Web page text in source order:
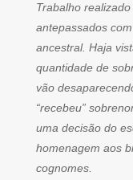
Trabalho
antepassados
ancestral. Haja
quantidade de
vão
“recebeu”
uma decisão do
homenagem aos
cognomes.